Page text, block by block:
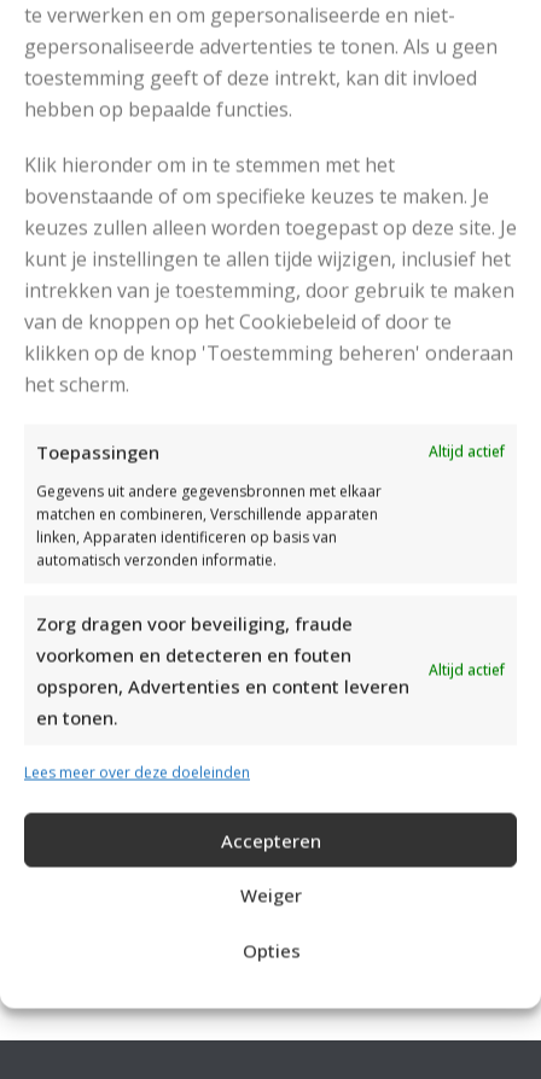
te verwerken en om gepersonaliseerde en niet-
gepersonaliseerde advertenties te tonen. Als u geen
toestemming geeft of deze intrekt, kan dit invloed
hebben op bepaalde functies.
Klik hieronder om in te stemmen met het
bovenstaande of om specifieke keuzes te maken. Je
keuzes zullen alleen worden toegepast op deze site. Je
kunt je instellingen te allen tijde wijzigen, inclusief het
intrekken van je toestemming, door gebruik te maken
van de knoppen op het Cookiebeleid of door te
klikken op de knop 'Toestemming beheren' onderaan
het scherm.
Toepassingen
Altijd actief
Gegevens uit andere gegevensbronnen met elkaar
matchen en combineren, Verschillende apparaten
linken, Apparaten identificeren op basis van
automatisch verzonden informatie.
Zorg dragen voor beveiliging, fraude
voorkomen en detecteren en fouten
opsporen, Advertenties en content leveren
en tonen.
Altijd actief
Lees meer over deze doeleinden
Accepteren
Weiger
Opties
IDEALE CAPUCHONTRUI BREIEN VOOR THUIS OP DE BANK